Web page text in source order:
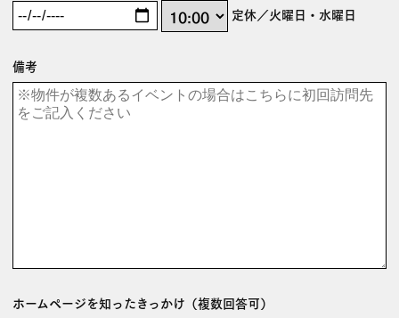
定休／火曜日・水曜日
備考
ホームページを知ったきっかけ （複数回答可）